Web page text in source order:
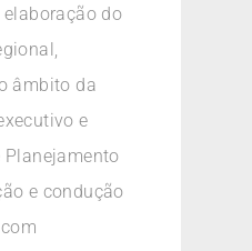
do
âmbito da
e
e condução